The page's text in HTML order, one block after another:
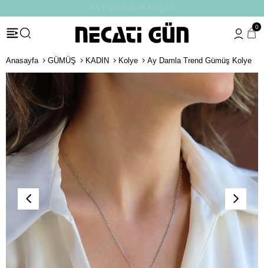
0
Anasayfa GÜMÜŞ KADIN Kolye Ay Damla Trend Gümüş Kolye